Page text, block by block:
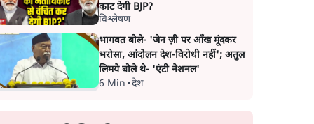
काट देगी BJP?
विश्लेषण
भागवत बोले- 'जेन ज़ी पर आँख मूंदकर
भरोसा, आंदोलन देश-विरोधी नहीं'; अतुल
लिमये बोले थे- 'एंटी नेशनल'
6 Min •देश